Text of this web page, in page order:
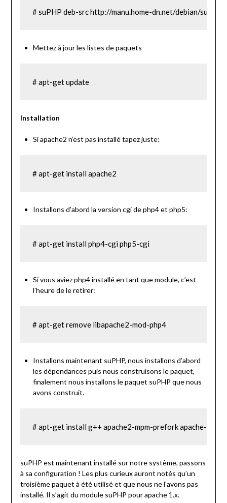
# suPHP deb-src http://manu.home-dn.net/debian/
Mettez à jour les listes de paquets
# apt-get update
Installation
Si apache2 n’est pas installé tapez juste:
# apt-get install apache2
Installons d’abord la version cgi de php4 et php5:
# apt-get install php4-cgi php5-cgi
Si vous aviez php4 installé en tant que module, c’est
l’heure de le retirer:
# apt-get remove libapache2-mod-php4
Installons maintenant suPHP, nous installons d’abord
les dépendances puis nous construisons le paquet,
finalement nous installons le paquet suPHP que nous
avons construit.
# apt-get install g++ apache2-mpm-prefork apache-dev
suPHP est maintenant installé sur notre système, passons
à sa configuration ! Les plus curieux auront notés qu’un
troisième paquet à été utilisé et que nous ne l’avons pas
installé. Il s’agit du module suPHP pour apache 1.x.